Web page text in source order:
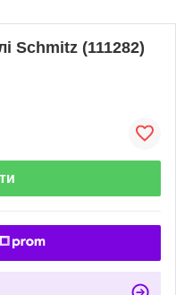
Schmitz (111282)